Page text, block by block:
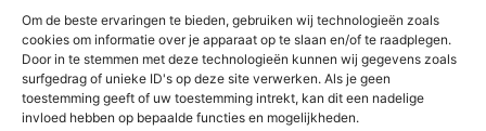
Om de beste ervaringen te bieden, gebruiken wij technologieën zoals
cookies om informatie over je apparaat op te slaan en/of te raadplegen.
Door in te stemmen met deze technologieën kunnen wij gegevens zoals
surfgedrag of unieke ID's op deze site verwerken. Als je geen
toestemming geeft of uw toestemming intrekt, kan dit een nadelige
invloed hebben op bepaalde functies en mogelijkheden.
Weert
Nederweert
Leudal
Maasgouw